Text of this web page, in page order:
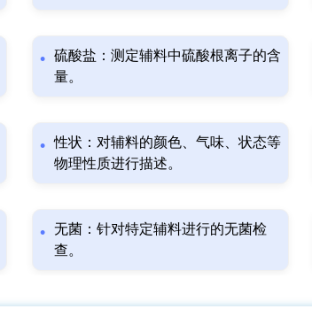
硫酸盐：测定辅料中硫酸根离子的含
量。
性状：对辅料的颜色、气味、状态等
物理性质进行描述。
无菌：针对特定辅料进行的无菌检
查。